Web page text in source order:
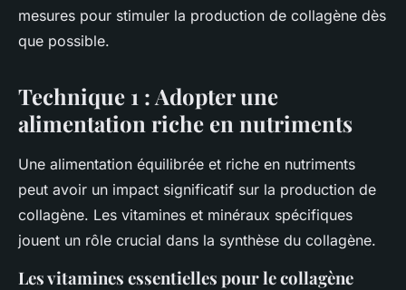
mesures pour stimuler la production de collagène dès
que possible.
Technique 1 : Adopter une
alimentation riche en nutriments
Une alimentation équilibrée et riche en nutriments
peut avoir un impact significatif sur la production de
collagène. Les vitamines et minéraux spécifiques
jouent un rôle crucial dans la synthèse du collagène.
Les vitamines essentielles pour le collagène